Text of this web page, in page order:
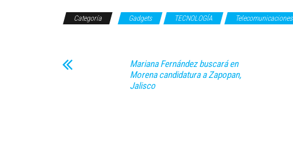
Categoría Gadgets TECNOLOGÍA Telecomunicaciones
Mariana Fernández buscará en
Morena candidatura a Zapopan,
Jalisco